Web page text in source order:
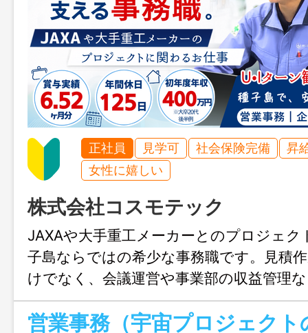
正社員 見学可 社会保険完備
昇
女性に嬉しい
株式会社コスモテック
JAXAや大手重工メーカーとのプロジェク
子島ならではの希少な事務職です。見積
けでなく、会議運営や事業部の収益管理
携われるため、事務＋企画のスキルが身
収400万円以上も可能で、残業ほぼなし